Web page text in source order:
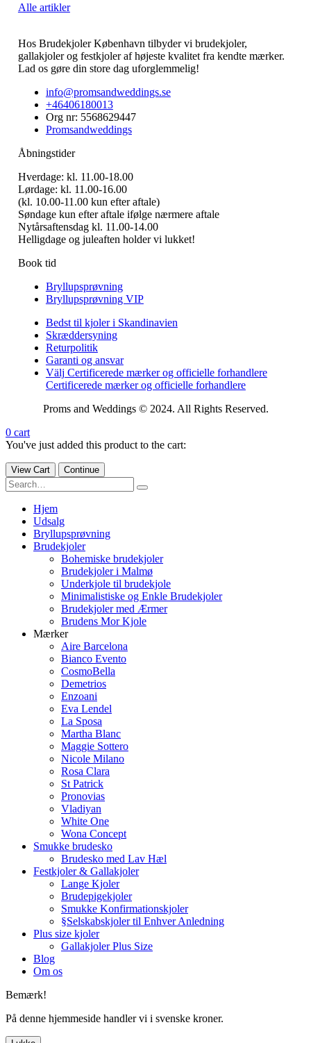
Alle artikler
Hos Brudekjoler København tilbyder vi brudekjoler,
gallakjoler og festkjoler af højeste kvalitet fra kendte mærker.
Lad os gøre din store dag uforglemmelig!
info@promsandweddings.se
+46406180013
Org nr: 5568629447
Promsandweddings
Åbningstider
Hverdage: kl. 11.00-18.00
Lørdage: kl. 11.00-16.00
(kl. 10.00-11.00 kun efter aftale)
Søndage kun efter aftale ifølge nærmere aftale
Nytårsaftensdag kl. 11.00-14.00
Helligdage og juleaften holder vi lukket!
Book tid
Bryllupsprøvning
Bryllupsprøvning VIP
Bedst til kjoler i Skandinavien
Skræddersyning
Returpolitik
Garanti og ansvar
Välj Certificerede mærker og officielle forhandlere
Certificerede mærker og officielle forhandlere
Proms and Weddings © 2024. All Rights Reserved.
0 cart
You've just added this product to the cart:
View Cart Continue
Hjem
Udsalg
Bryllupsprøvning
Brudekjoler
Bohemiske brudekjoler
Brudekjoler i Malmø
Underkjole til brudekjole
Minimalistiske og Enkle Brudekjoler
Brudekjoler med Ærmer
Brudens Mor Kjole
Mærker
Aire Barcelona
Bianco Evento
CosmoBella
Demetrios
Enzoani
Eva Lendel
La Sposa
Martha Blanc
Maggie Sottero
Nicole Milano
Rosa Clara
St Patrick
Pronovias
Vladiyan
White One
Wona Concept
Smukke brudesko
Brudesko med Lav Hæl
Festkjoler & Gallakjoler
Lange Kjoler
Brudepigekjoler
Smukke Konfirmationskjoler
§Selskabskjoler til Enhver Anledning
Plus size kjoler
Gallakjoler Plus Size
Blog
Om os
Bemærk!
På denne hjemmeside handler vi i svenske kroner.